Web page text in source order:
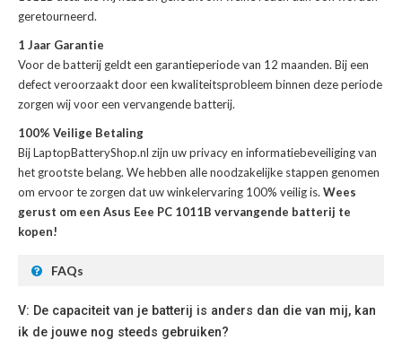
geretourneerd.
1 Jaar Garantie
Voor debatterij geldt een garantieperiode van 12 maanden. Bij een
defect veroorzaakt door een kwaliteitsprobleem binnen deze periode
zorgen wij voor een vervangende batterij.
100% Veilige Betaling
Bij LaptopBatteryShop.nl zijn uw privacy en informatiebeveiliging van
het grootste belang. We hebben alle noodzakelijke stappen genomen
om ervoor te zorgen dat uw winkelervaring 100% veilig is. Wees
gerust om een Asus Eee PC 1011B vervangende batterij te
kopen!
FAQs
V: De capaciteit van je batterij is anders dan die van mij, kan
ik de jouwe nog steeds gebruiken?